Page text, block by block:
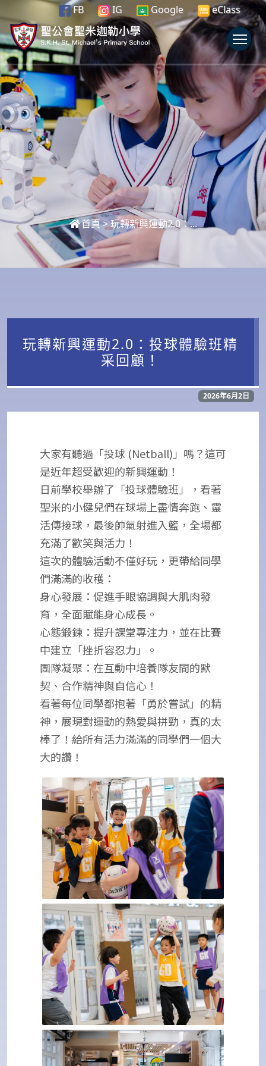
FB IG Google eClass
首頁>玩轉新興運動2.0：...
玩轉新興運動2.0：投球體驗班精
采回顧！
2026年6月2日
大家有聽過「投球 (Netball)」嗎？這可
是近年超受歡迎的新興運動！
日前學校舉辦了「投球體驗班」，看著
聖米的小健兒們在球場上盡情奔跑、靈
活傳接球，最後帥氣射進入籃，全場都
充滿了歡笑與活力！
這次的體驗活動不僅好玩，更帶給同學
們滿滿的收穫：
身心發展：促進手眼協調與大肌肉發
育，全面賦能身心成長。
心態鍛鍊：提升課堂專注力，並在比賽
中建立「挫折容忍力」。
團隊凝聚：在互動中培養隊友間的默
契、合作精神與自信心！
看著每位同學都抱著「勇於嘗試」的精
神，展現對運動的熱愛與拼勁，真的太
棒了！給所有活力滿滿的同學們一個大
大的讚！